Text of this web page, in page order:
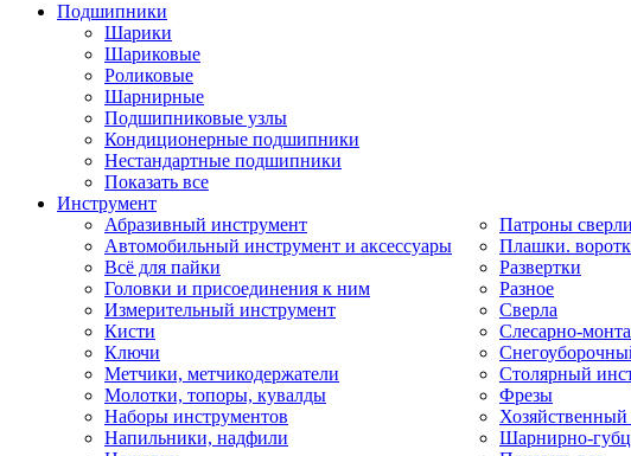
Подшипники
Шарики
Шариковые
Роликовые
Шарнирные
Подшипниковые узлы
Кондиционерные подшипники
Нестандартные подшипники
Показать все
Инструмент
Абразивный инструмент
Автомобильный инструмент и аксессуары
Всё для пайки
Головки и присоединения к ним
Измерительный инструмент
Кисти
Ключи
Метчики, метчикодержатели
Молотки, топоры, кувалды
Наборы инструментов
Напильники, надфили
Патроны
Плашки.
Развертки
Разное
Сверла
Слесарно-
Столярный
Фрезы
Хозяйственный
Шарнирно-